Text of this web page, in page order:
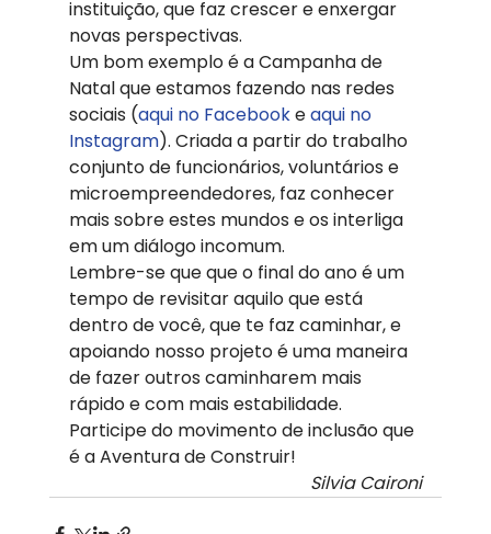
instituição, que faz crescer e enxergar
novas perspectivas.
Um bom exemplo é a Campanha de
Natal que estamos fazendo nas redes
sociais (aqui no Facebook e aqui no
Instagram). Criada a partir do trabalho
conjunto de funcionários, voluntários e
microempreendedores, faz conhecer
mais sobre estes mundos e os interliga
em um diálogo incomum.
Lembre-se que que o final do ano é um
tempo de revisitar aquilo que está
dentro de você, que te faz caminhar, e
apoiando nosso projeto é uma maneira
de fazer outros caminharem mais
rápido e com mais estabilidade.
Participe do movimento de inclusão que
é a Aventura de Construir!
Silvia Caironi